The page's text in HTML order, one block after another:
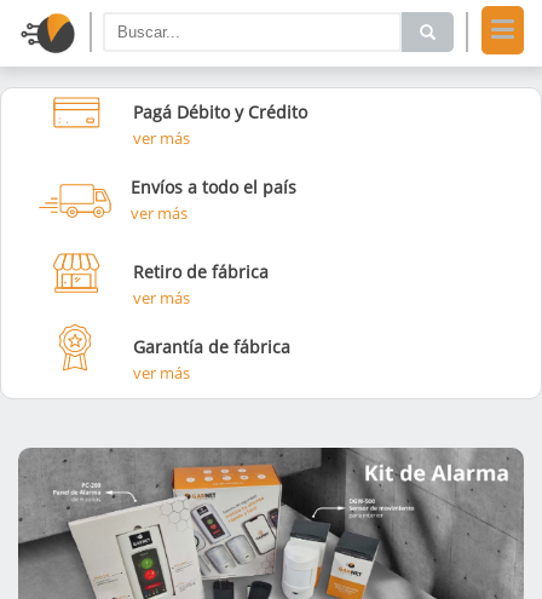
Pagá Débito y Crédito
ver más
Envíos a todo el país
ver más
Retiro de fábrica
ver más
Garantía de fábrica
ver más